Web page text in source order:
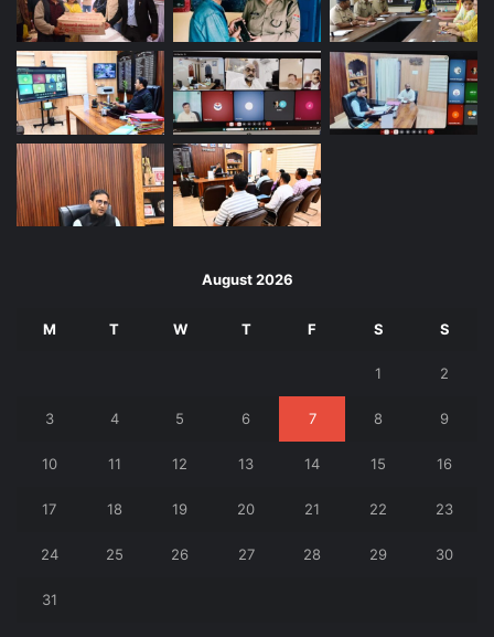
August 2026
M T W T F S S
1 2
3 4 5 6 7 8 9
10 11 12 13 14 15 16
17 18 19 20 21 22 23
24 25 26 27 28 29 30
31